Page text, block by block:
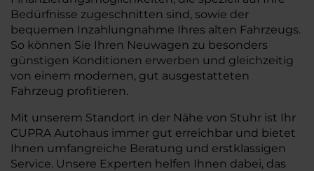
Bedürfnisse zugeschnitten sind, sowie der
bequemen Inzahlungnahme Ihres alten Fahrzeugs.
So können Sie Ihren Neuwagen zu besonders
günstigen Konditionen erwerben und gleichzeitig
von einem modernen, gut ausgestatteten
Fahrzeug profitieren.
Mit unserem Standort in der Nähe von Stuhr ist Ihr
CUPRA Autohaus immer gut erreichbar und bietet
Ihnen umfangreiche Beratung und erstklassigen
Service. Unsere Experten helfen Ihnen dabei, das